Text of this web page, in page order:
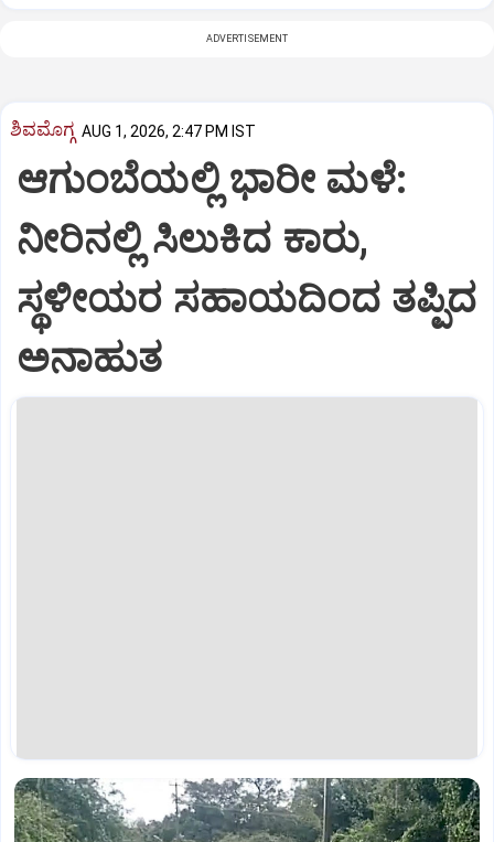
ADVERTISEMENT
ಶಿವಮೊಗ್ಗ AUG 1, 2026, 2:47 PM IST
ಆಗುಂಬೆಯಲ್ಲಿ ಭಾರೀ ಮಳೆ:
ನೀರಿನಲ್ಲಿ ಸಿಲುಕಿದ ಕಾರು,
ಸ್ಥಳೀಯರ ಸಹಾಯದಿಂದ ತಪ್ಪಿದ
ಅನಾಹುತ